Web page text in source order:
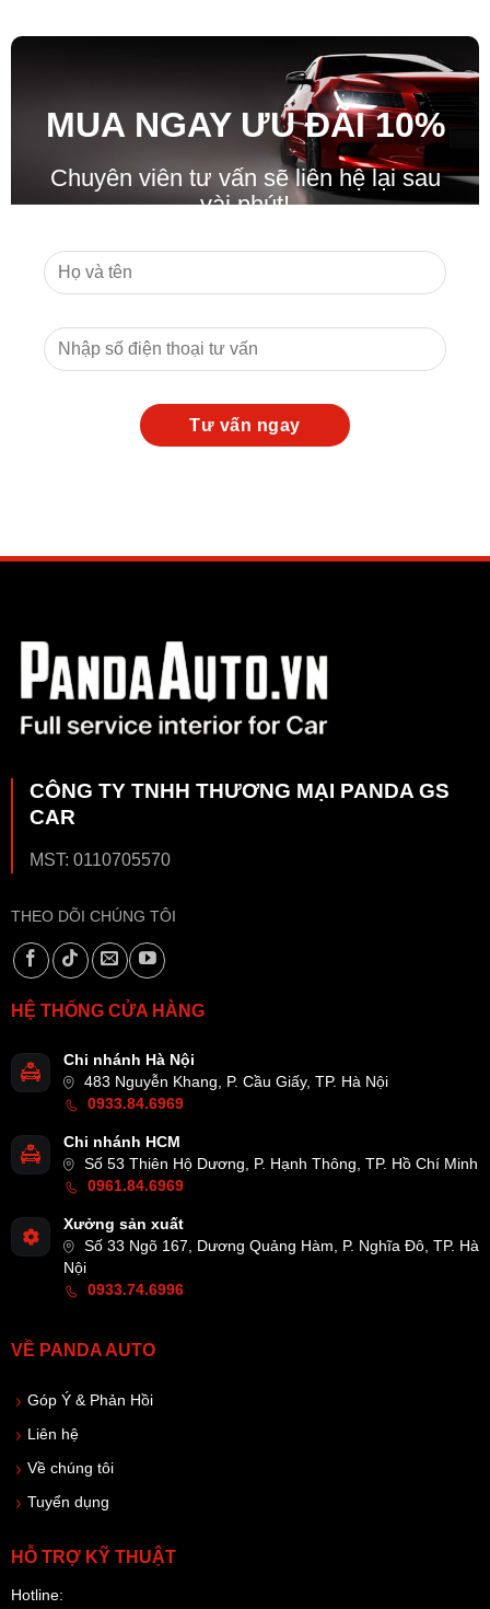
MUA NGAY ƯU ĐÃI10%
Chuyên viên tư vấn sẽ liên hệ lại sau
vài phút!
CÔNG TY TNHH THƯƠNG MẠI PANDA GS
CAR
MST: 0110705570
THEO DÕI CHÚNG TÔI
HỆ THỐNG CỬA HÀNG
Chi nhánh Hà Nội
483 Nguyễn Khang, P. Cầu Giấy, TP. Hà Nội
0933.84.6969
Chi nhánh HCM
Số 53 Thiên Hộ Dương, P. Hạnh Thông, TP. Hồ Chí Minh
0961.84.6969
Xưởng sản xuất
Số 33 Ngõ 167, Dương Quảng Hàm, P. Nghĩa Đô, TP. Hà
Nội
0933.74.6996
VỀ PANDA AUTO
Góp Ý & Phản Hồi
Liên hệ
Về chúng tôi
Tuyển dụng
HỖ TRỢ KỸ THUẬT
Hotline: